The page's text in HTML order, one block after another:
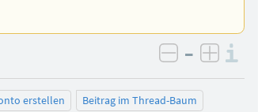
negativ
–
erstellen Beitrag im Thread-Baum